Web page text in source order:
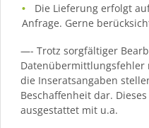
Die Lieferung erfolgt
Anfrage. Gerne
—- Trotz sorgfältiger
Datenübermittlungsfehler
die Inseratsangaben
Beschaffenheit dar.
ausgestattet mit u.a.